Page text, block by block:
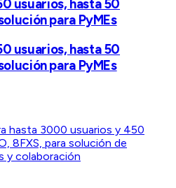
usuarios, hasta 50
para PyMEs
usuarios, hasta 50
para PyMEs